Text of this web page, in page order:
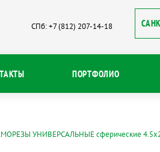
ПОРТФОЛИО
СПб: +7 (812) 207-14-18
УНИВЕРСАЛЬНЫЕ сферические